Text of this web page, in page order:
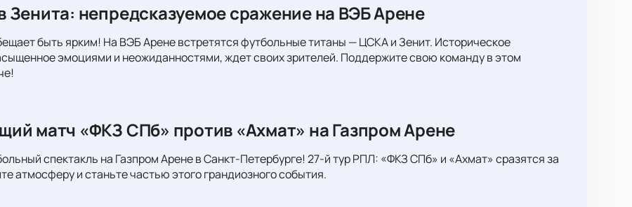
Зенита: непредсказуемое сражение на ВЭБ Арене
быть ярким! На ВЭБ Арене встретятся футбольные титаны — ЦСКА и Зенит. Историческое
эмоциями и неожиданностями, ждет своих зрителей. Поддержите свою команду в этом
матч «ФКЗ СПб» против «Ахмат» на Газпром Арене
спектакль на Газпром Арене в Санкт-Петербурге! 27-й тур РПЛ: «ФКЗ СПб» и «Ахмат» сразятся за
атмосферу и станьте частью этого грандиозного события.